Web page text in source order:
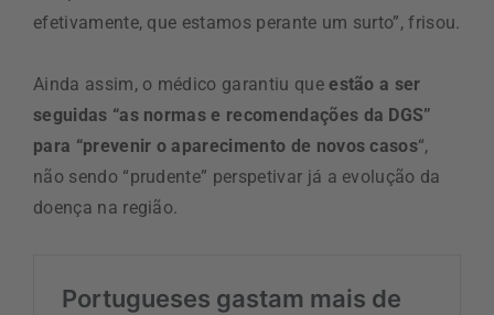
efetivamente, que estamos perante um surto”, frisou.
Ainda assim, o médico garantiu queestão a ser
seguidas “as normas e recomendações da DGS”
para “prevenir o aparecimento de novos casos“,
não sendo “prudente” perspetivar já a evolução da
doença na região.